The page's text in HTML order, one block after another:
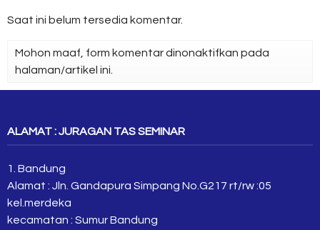
Saat ini belum tersedia komentar.
Mohon maaf, form komentar dinonaktifkan pada
halaman/artikel ini.
ALAMAT : JURAGAN TAS SEMINAR
1. Bandung
Alamat : Jln. Gandapura Simpang No.G217 rt/rw :05
kel.merdeka
kecamatan : Sumur Bandung